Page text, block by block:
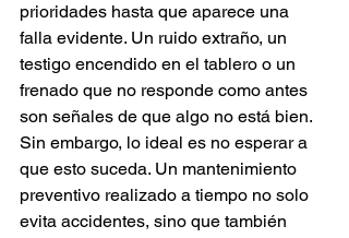
prioridades hasta que aparece una
falla evidente. Un ruido extraño, un
testigo encendido en el tablero o un
frenado que no responde como antes
son señales de que algo no está bien.
Sin embargo, lo ideal es no esperar a
que esto suceda. Un mantenimiento
preventivo realizado a tiempo no solo
evita accidentes, sino que también